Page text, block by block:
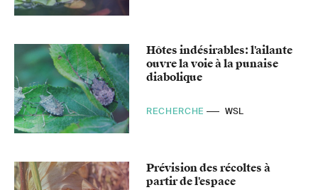
Hôtes indésirables: l'ailante
ouvre la voie à la punaise
diabolique
RECHERCHE WSL
Prévision des récoltes à
partir de l'espace